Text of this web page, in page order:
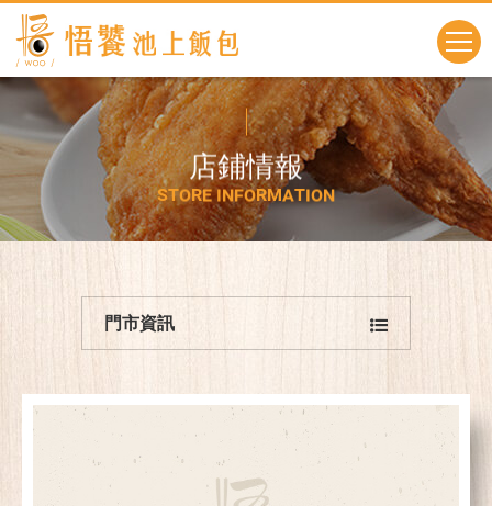
店鋪情報
STORE INFORMATION
門市資訊